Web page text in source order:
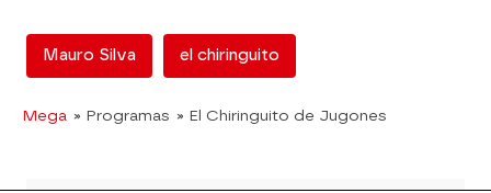
Mauro Silva el chiringuito
Mega » Programas » El Chiringuito de Jugones